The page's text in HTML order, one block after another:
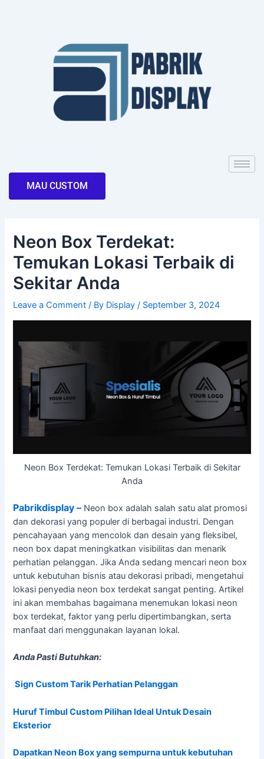
MAU CUSTOM
Neon Box Terdekat:
Temukan Lokasi Terbaik di
Sekitar Anda
Leave a Comment / By Display/ September 3, 2024
Neon Box Terdekat: Temukan Lokasi Terbaik di Sekitar
Anda
Pabrikdisplay – Neon box adalah salah satu alat promosi
dan dekorasi yang populer di berbagai industri. Dengan
pencahayaan yang mencolok dan desain yang fleksibel,
neon box dapat meningkatkan visibilitas dan menarik
perhatian pelanggan. Jika Anda sedang mencari neon box
untuk kebutuhan bisnis atau dekorasi pribadi, mengetahui
lokasi penyedia neon box terdekat sangat penting. Artikel
ini akan membahas bagaimana menemukan lokasi neon
box terdekat, faktor yang perlu dipertimbangkan, serta
manfaat dari menggunakan layanan lokal.
Anda Pasti Butuhkan:
Sign Custom Tarik Perhatian Pelanggan
Huruf Timbul Custom Pilihan Ideal Untuk Desain
Eksterior
Dapatkan Neon Box yang sempurna untuk kebutuhan